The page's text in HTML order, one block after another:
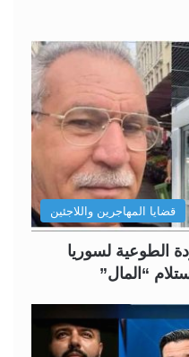
قضايا المهاجرين واللاجئين
الطوعية لسوريا
“المال”